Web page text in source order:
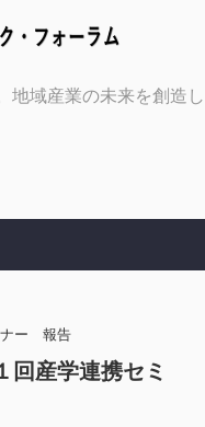
・フォ
地域産業の未来を創造し
ナー 報告
回産学連携セミ